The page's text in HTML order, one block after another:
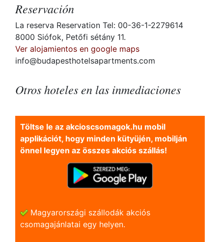
Reservación
La reserva Reservation Tel: 00-36-1-2279614
8000 Siófok, Petőfi sétány 11.
Ver alojamientos en google maps
info@budapesthotelsapartments.com
Otros hoteles en las inmediaciones
Töltse le az akcioscsomagok.hu mobil
applikációt, hogy minden kütyüjén, mobilján
önnel legyen az összes akciós szállás!
Magyarországi szállodák akciós
csomagajánlatai egy helyen.